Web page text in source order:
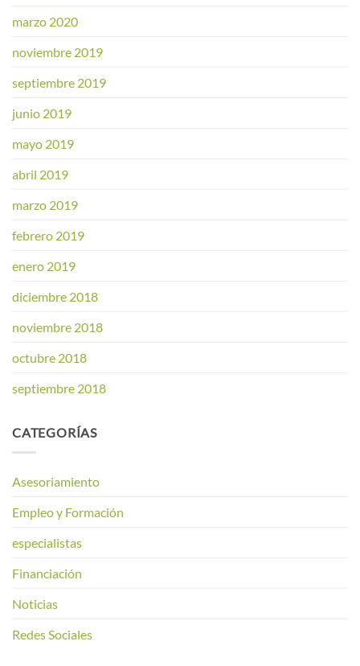
marzo 2020
noviembre 2019
septiembre 2019
junio 2019
mayo 2019
abril 2019
marzo 2019
febrero 2019
enero 2019
diciembre 2018
noviembre 2018
octubre 2018
septiembre 2018
CATEGORÍAS
Asesoriamiento
Empleo y Formación
especialistas
Financiación
Noticias
Redes Sociales